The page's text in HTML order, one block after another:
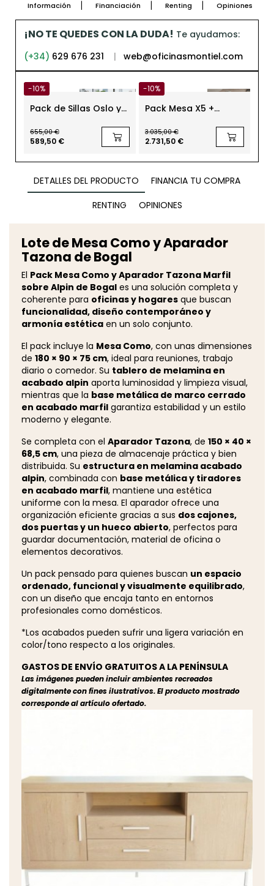
Información Financiación Renting Opiniones
¡NO TE QUEDES CON LA DUDA! Te ayudamos:
(+34) 629 676 231 | web@oficinasmontiel.com
-10%
Pack de Sillas Oslo y
Lugano de Bogal
655,00 €
589,50 €
-10%
Pack Mesa X5 +
Cantabria + 2 Sillas
Aita
3.035,00 €
2.731,50 €
DETALLES DEL PRODUCTO
FINANCIA TU COMPRA
RENTING
OPINIONES
Lote de Mesa Como y Aparador
Tazona de Bogal
El Pack Mesa Como y Aparador Tazona Marfil
sobre Alpin de Bogal es una solución completa y
coherente para oficinas y hogares que buscan
funcionalidad, diseño contemporáneo y
armonía estética en un solo conjunto.
El pack incluye la Mesa Como, con unas dimensiones
de 180 × 90 × 75 cm, ideal para reuniones, trabajo
diario o comedor. Su tablero de melamina en
acabado alpin aporta luminosidad y limpieza visual,
mientras que la base metálica de marco cerrado
en acabado marfil garantiza estabilidad y un estilo
moderno y elegante.
Se completa con el Aparador Tazona, de 150 × 40 ×
68,5 cm, una pieza de almacenaje práctica y bien
distribuida. Su estructura en melamina acabado
alpin, combinada con base metálica y tiradores
en acabado marfil, mantiene una estética
uniforme con la mesa. El aparador ofrece una
organización eficiente gracias a sus dos cajones,
dos puertas y un hueco abierto, perfectos para
guardar documentación, material de oficina o
elementos decorativos.
Un pack pensado para quienes buscan un espacio
ordenado, funcional y visualmente equilibrado,
con un diseño que encaja tanto en entornos
profesionales como domésticos.
*Los acabados pueden sufrir una ligera variación en
color/tono respecto a los originales.
GASTOS DE ENVÍO GRATUITOS A LA PENÍNSULA
Las imágenes pueden incluir ambientes recreados
digitalmente con fines ilustrativos. El producto mostrado
corresponde al artículo ofertado.